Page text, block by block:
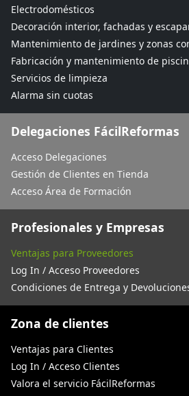
Electrodomésticos
Decoración interior, fachadas y
Mantenimiento de jardines y zonas
Fabricación y mantenimiento de
Servicios de limpieza
Alarma sin cuotas
Delegaciones FácilReformas
Acceso Delegaciones
Gestión de Clientes en Tienda
Acceso Área de Formación
Profesionales y Empresas
Ventajas para Proveedores
Log In / Acceso Proveedores
Condiciones de Entrega y
Zona de clientes
Ventajas para Clientes
Log In / Acceso Clientes
Valora el servicio FácilReformas